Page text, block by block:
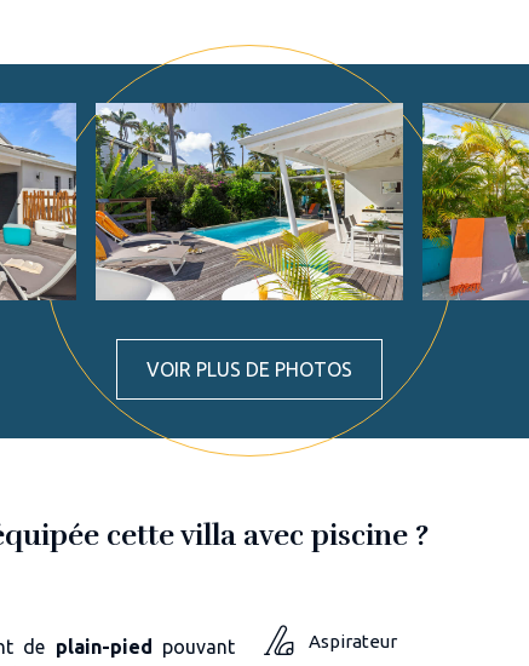
VOIR PLUS DE PHOTOS
cette villa avec piscine ?
de plain-pied pouvant
Aspirateur